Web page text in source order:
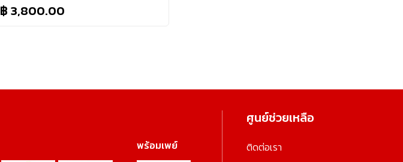
฿ 3,800.00
พร้อมเพย์
ศูนย์ช่วยเหลือ
ติดต่อเรา